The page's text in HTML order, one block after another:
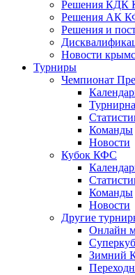
Решения КДК
Решения АК
Решения и
Новости
Турниры
Чемпионат
Команды
Новости
Кубок КФС
Команды
Новости
Другие
Онлайн
Зимний